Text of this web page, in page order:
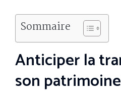
Sommaire
Anticiper la
son